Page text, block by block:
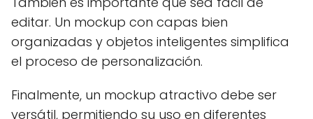
editar. Un mockup con capas bien
organizadas y objetos inteligentes simplifica
el proceso de personalización.
Finalmente, un mockup atractivo debe ser
versátil, permitiendo su uso en diferentes